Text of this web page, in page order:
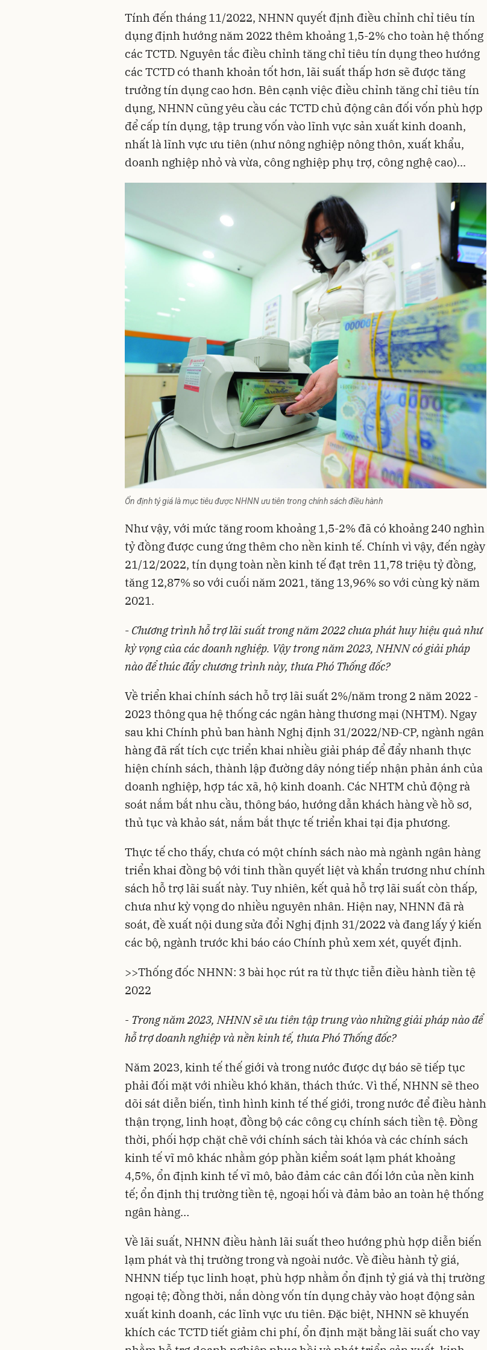
Tính đến tháng 11/2022, NHNN quyết định điều chỉnh chỉ tiêu tín
dụng định hướng năm 2022 thêm khoảng 1,5-2% cho toàn hệ thống
các TCTD. Nguyên tắc điều chỉnh tăng chỉ tiêu tín dụng theo hướng
các TCTD có thanh khoản tốt hơn, lãi suất thấp hơn sẽ được tăng
trưởng tín dụng cao hơn. Bên cạnh việc điều chỉnh tăng chỉ tiêu tín
dụng, NHNN cũng yêu cầu các TCTD chủ động cân đối vốn phù hợp
để cấp tín dụng, tập trung vốn vào lĩnh vực sản xuất kinh doanh,
nhất là lĩnh vực ưu tiên (như nông nghiệp nông thôn, xuất khẩu,
doanh nghiệp nhỏ và vừa, công nghiệp phụ trợ, công nghệ cao)...
Ổn định tỷ giá là mục tiêu được NHNN ưu tiên trong chính sách điều hành
Như vậy, với mức tăng room khoảng 1,5-2% đã có khoảng 240 nghìn
tỷ đồng được cung ứng thêm cho nền kinh tế. Chính vì vậy, đến ngày
21/12/2022, tín dụng toàn nền kinh tế đạt trên 11,78 triệu tỷ đồng,
tăng 12,87% so với cuối năm 2021, tăng 13,96% so với cùng kỳ năm
2021.
- Chương trình hỗ trợ lãi suất trong năm 2022 chưa phát huy hiệu quả như
kỳ vọng của các doanh nghiệp. Vậy trong năm 2023, NHNN có giải pháp
nào để thúc đẩy chương trình này, thưa Phó Thống đốc?
Về triển khai chính sách hỗ trợ lãi suất 2%/năm trong 2 năm 2022 -
2023 thông qua hệ thống các ngân hàng thương mại (NHTM). Ngay
sau khi Chính phủ ban hành Nghị định 31/2022/NĐ-CP, ngành ngân
hàng đã rất tích cực triển khai nhiều giải pháp để đẩy nhanh thực
hiện chính sách, thành lập đường dây nóng tiếp nhận phản ánh của
doanh nghiệp, hợp tác xã, hộ kinh doanh. Các NHTM chủ động rà
soát nắm bắt nhu cầu, thông báo, hướng dẫn khách hàng về hồ sơ,
thủ tục và khảo sát, nắm bắt thực tế triển khai tại địa phương.
Thực tế cho thấy, chưa có một chính sách nào mà ngành ngân hàng
triển khai đồng bộ với tinh thần quyết liệt và khẩn trương như chính
sách hỗ trợ lãi suất này. Tuy nhiên, kết quả hỗ trợ lãi suất còn thấp,
chưa như kỳ vọng do nhiều nguyên nhân. Hiện nay, NHNN đã rà
soát, đề xuất nội dung sửa đổi Nghị định 31/2022 và đang lấy ý kiến
các bộ, ngành trước khi báo cáo Chính phủ xem xét, quyết định.
>>Thống đốc NHNN: 3 bài học rút ra từ thực tiễn điều hành tiền tệ
2022
- Trong năm 2023, NHNN sẽ ưu tiên tập trung vào những giải pháp nào để
hỗ trợ doanh nghiệp và nền kinh tế, thưa Phó Thống đốc?
Năm 2023, kinh tế thế giới và trong nước được dự báo sẽ tiếp tục
phải đối mặt với nhiều khó khăn, thách thức. Vì thế, NHNN sẽ theo
dõi sát diễn biến, tình hình kinh tế thế giới, trong nước để điều hành
thận trọng, linh hoạt, đồng bộ các công cụ chính sách tiền tệ. Đồng
thời, phối hợp chặt chẽ với chính sách tài khóa và các chính sách
kinh tế vĩ mô khác nhằm góp phần kiểm soát lạm phát khoảng
4,5%, ổn định kinh tế vĩ mô, bảo đảm các cân đối lớn của nền kinh
tế; ổn định thị trường tiền tệ, ngoại hối và đảm bảo an toàn hệ thống
ngân hàng…
Về lãi suất, NHNN điều hành lãi suất theo hướng phù hợp diễn biến
lạm phát và thị trường trong và ngoài nước. Về điều hành tỷ giá,
NHNN tiếp tục linh hoạt, phù hợp nhằm ổn định tỷ giá và thị trường
ngoại tệ; đồng thời, nắn dòng vốn tín dụng chảy vào hoạt động sản
xuất kinh doanh, các lĩnh vực ưu tiên. Đặc biệt, NHNN sẽ khuyến
khích các TCTD tiết giảm chi phí, ổn định mặt bằng lãi suất cho vay